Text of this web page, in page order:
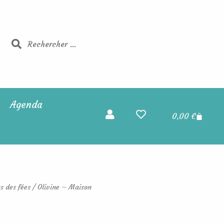
RechercherRechercher
Agenda
0,00 €Panier
des fées / Olivine – Maison